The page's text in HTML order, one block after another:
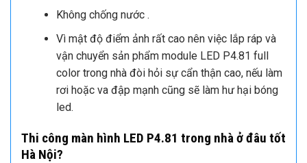
Không chống nước .
Vì mật độ điểm ảnh rất cao nên việc lắp ráp và
vận chuyển sản phẩm module LED P4.81 full
color trong nhà đòi hỏi sự cẩn thận cao, nếu làm
rơi hoặc va đập mạnh cũng sẽ làm hư hại bóng
led.
Thi công màn hình LED P4.81 trong nhà ở đâu tốt
Hà Nội?